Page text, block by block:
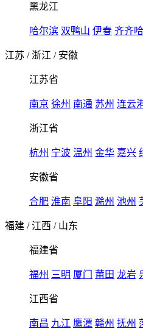
黑龙江
哈尔滨 双鸭山 伊春 齐齐
江苏 / 浙江 / 安徽
江苏省
南京 徐州 南通 苏州 连云
浙江省
杭州 宁波 温州 金华 嘉兴
安徽省
合肥 淮南 阜阳 滁州 池州
福建 / 江西 / 山东
福建省
福州 三明 厦门 莆田 龙岩
江西省
南昌 九江 鹰潭 赣州 抚州